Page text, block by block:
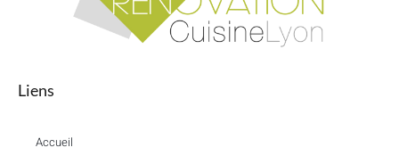
Liens
Accueil